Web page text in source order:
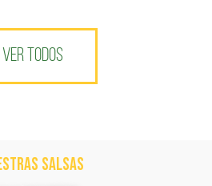
VER TODOS
SALSAS